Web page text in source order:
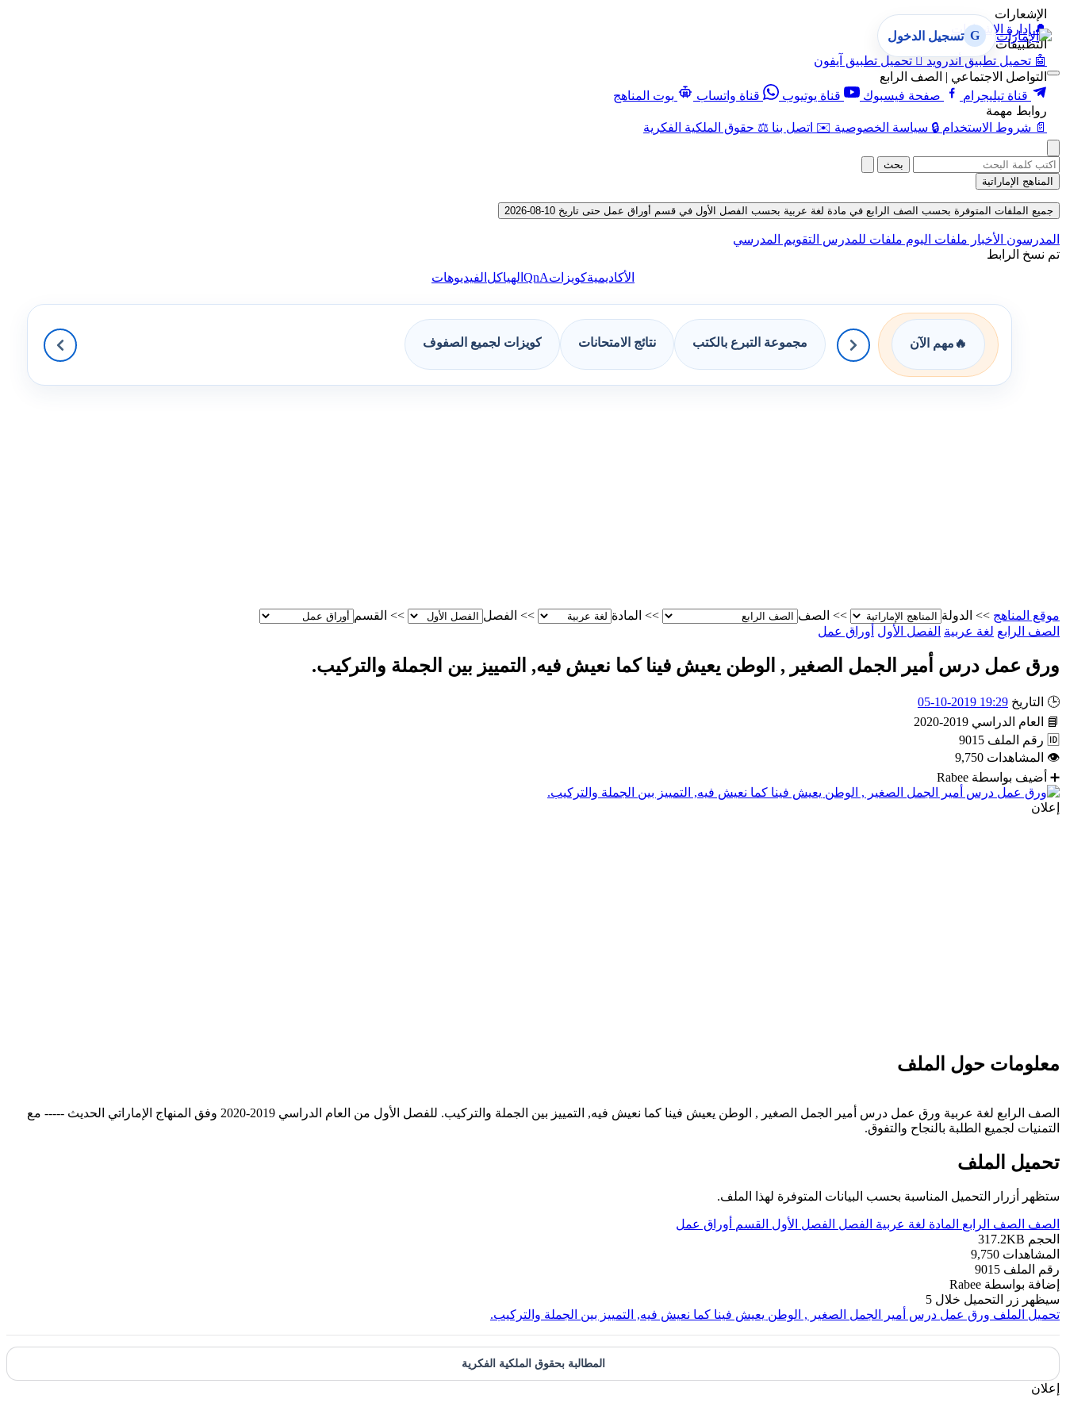
الإشعارات
🔔 إدارة الإشعارات
التطبيقات
🤖 تحميل تطبيق أندرويد  تحميل تطبيق آيفون
التواصل الاجتماعي | الصف الرابع
قناة تيليجرام
صفحة فيسبوك قناة يوتيوب قناة واتساب
بوت المناهج
روابط مهمة
📄 شروط الاستخدام 🔒 سياسة الخصوصية ✉️ اتصل بنا ⚖️ حقوق الملكية الفكرية
G تسجيل الدخول
بحث
المناهج الإماراتية
جميع الملفات المتوفرة بحسب الصف الرابع في مادة لغة عربية بحسب الفصل الأول في قسم أوراق عمل حتى تاريخ 10-08-2026
المدرسون الأخبار ملفات اليوم ملفات للمدرس التقويم المدرسي
تم نسخ الرابط
الأكاديميةكويزاتQnA الهياكل الفيديوهات
🔥 مهم الآن مجموعة التبرع بالكتب نتائج الامتحانات كويزات لجميع الصفوف
موقع المناهج >> الدولة >> الصف >> المادة >> الفصل >> القسم
الصف الرابع لغة عربية الفصل الأول أوراق عمل
ورق عمل درس أمير الجمل الصغير , الوطن يعيش فينا كما نعيش فيه, التمييز بين الجملة والتركيب.
🕒 التاريخ 19:29 2019-10-05
📘
العام الدراسي 2019-2020
🆔 رقم الملف 9015
👁 المشاهدات 9,750
➕ أضيف بواسطة Rabee
إعلان
معلومات حول الملف
الصف الرابع لغة عربية ورق عمل درس أمير الجمل الصغير , الوطن يعيش فينا كما نعيش فيه, التمييز بين الجملة والتركيب. للفصل الأول من العام الدراسي 2019-2020 وفق المنهاج الإماراتي الحديث ----- مع
التمنيات لجميع الطلبة بالنجاح والتفوق.
تحميل الملف
ستظهر أزرار التحميل المناسبة بحسب البيانات المتوفرة لهذا الملف.
الصف الصف الرابع المادة لغة عربية الفصل الفصل الأول القسم أوراق عمل
الحجم 317.2KB
المشاهدات 9,750
رقم الملف 9015
إضافة بواسطة Rabee
سيظهر زر التحميل خلال 5
تحميل الملف ورق عمل درس أمير الجمل الصغير , الوطن يعيش فينا كما نعيش فيه, التمييز بين الجملة والتركيب.
المطالبة بحقوق الملكية الفكرية
إعلان